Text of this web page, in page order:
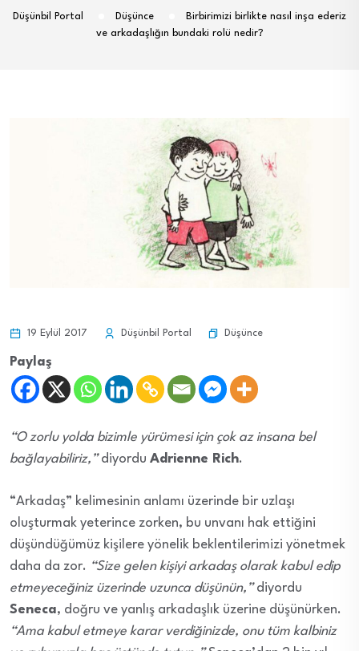
Düşünbil Portal Düşünce
Birbirimizi birlikte nasıl inşa ederiz
ve arkadaşlığın bundaki rolü nedir?
19 Eylül 2017 Düşünbil Portal Düşünce
Paylaş
“O zorlu yolda bizimle yürümesi için çok az insana bel
bağlayabiliriz,”diyordu Adrienne Rich.
“Arkadaş” kelimesinin anlamı üzerinde bir uzlaşı
oluşturmak yeterince zorken, bu unvanı hak ettiğini
düşündüğümüz kişilere yönelik beklentilerimizi yönetmek
daha da zor. “Size gelen kişiyi arkadaş olarak kabul edip
etmeyeceğiniz üzerinde uzunca düşünün,”diyordu
Seneca, doğru ve yanlış arkadaşlık üzerine düşünürken.
“Ama kabul etmeye karar verdiğinizde, onu tüm kalbiniz